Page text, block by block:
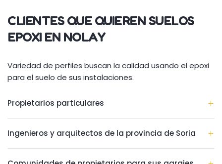
CLIENTES QUE QUIEREN SUELOS
EPOXI EN NOLAY
Variedad de perfiles buscan la calidad usando el epoxi
para el suelo de sus instalaciones.
Propietarios particulares
Ingenieros y arquitectos de la provincia de Soria